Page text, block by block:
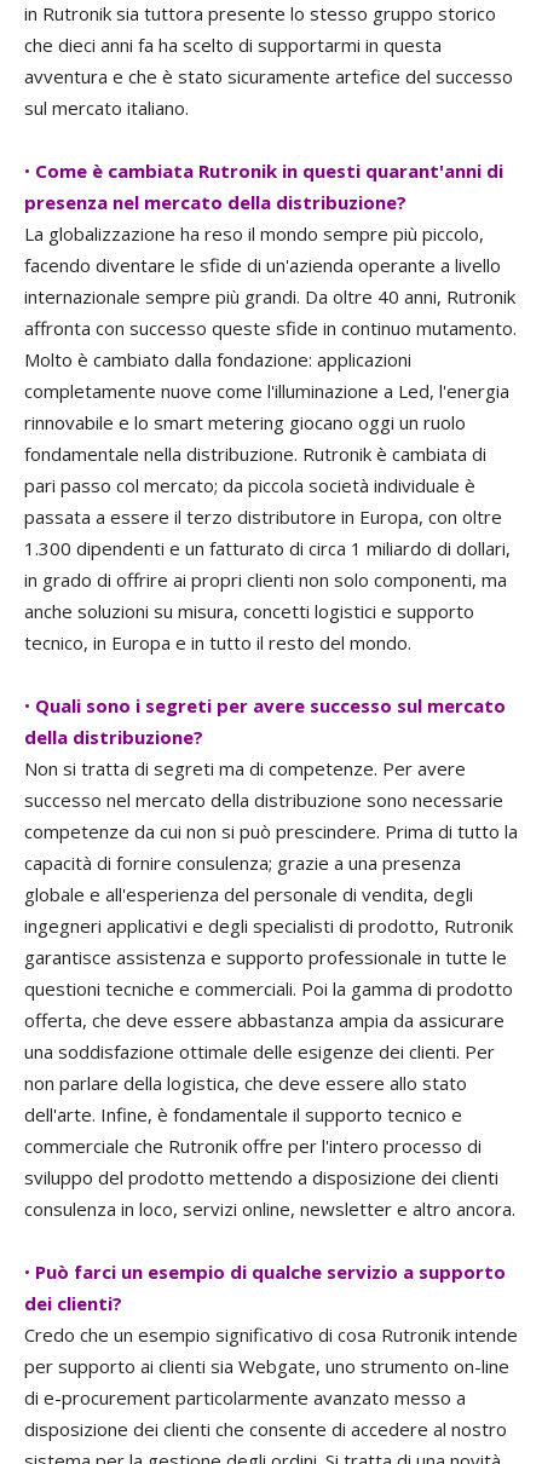
in Rutronik sia tuttora presente lo stesso gruppo storico
che dieci anni fa ha scelto di supportarmi in questa
avventura e che è stato sicuramente artefice del successo
sul mercato italiano.
• Come è cambiata Rutronik in questi quarant'anni di
presenza nel mercato della distribuzione?
La globalizzazione ha reso il mondo sempre più piccolo,
facendo diventare le sfide di un'azienda operante a livello
internazionale sempre più grandi. Da oltre 40 anni, Rutronik
affronta con successo queste sfide in continuo mutamento.
Molto è cambiato dalla fondazione: applicazioni
completamente nuove come l'illuminazione a Led, l'energia
rinnovabile e lo smart metering giocano oggi un ruolo
fondamentale nella distribuzione. Rutronik è cambiata di
pari passo col mercato; da piccola società individuale è
passata a essere il terzo distributore in Europa, con oltre
1.300 dipendenti e un fatturato di circa 1 miliardo di dollari,
in grado di offrire ai propri clienti non solo componenti, ma
anche soluzioni su misura, concetti logistici e supporto
tecnico, in Europa e in tutto il resto del mondo.
• Quali sono i segreti per avere successo sul mercato
della distribuzione?
Non si tratta di segreti ma di competenze. Per avere
successo nel mercato della distribuzione sono necessarie
competenze da cui non si può prescindere. Prima di tutto la
capacità di fornire consulenza; grazie a una presenza
globale e all'esperienza del personale di vendita, degli
ingegneri applicativi e degli specialisti di prodotto, Rutronik
garantisce assistenza e supporto professionale in tutte le
questioni tecniche e commerciali. Poi la gamma di prodotto
offerta, che deve essere abbastanza ampia da assicurare
una soddisfazione ottimale delle esigenze dei clienti. Per
non parlare della logistica, che deve essere allo stato
dell'arte. Infine, è fondamentale il supporto tecnico e
commerciale che Rutronik offre per l'intero processo di
sviluppo del prodotto mettendo a disposizione dei clienti
consulenza in loco, servizi online, newsletter e altro ancora.
• Può farci un esempio di qualche servizio a supporto
dei clienti?
Credo che un esempio significativo di cosa Rutronik intende
per supporto ai clienti sia Webgate, uno strumento on-line
di e-procurement particolarmente avanzato messo a
disposizione dei clienti che consente di accedere al nostro